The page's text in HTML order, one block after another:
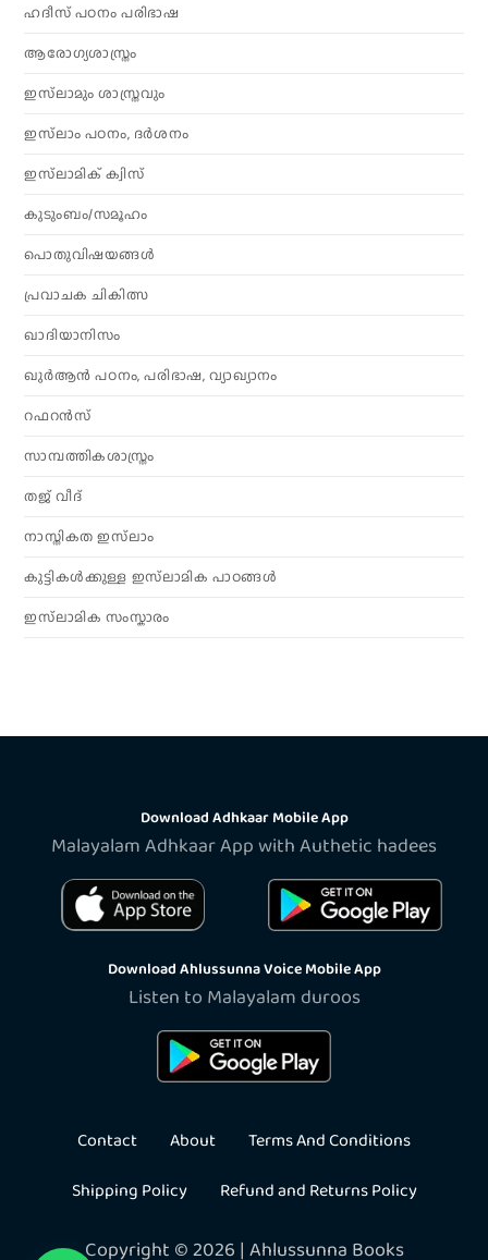
ഹദീസ് പഠനം പരിഭാഷ
ആരോഗ്യശാസ്ത്രം
ഇസ്‌ലാമും ശാസ്ത്രവും
ഇസ്‌ലാം പഠനം, ദർശനം
ഇസ്‌ലാമിക് ക്വിസ്
കുടുംബം/സമൂഹം
പൊതുവിഷയങ്ങൾ
പ്രവാചക ചികിത്സ
ഖാദിയാനിസം
ഖുർആൻ പഠനം, പരിഭാഷ, വ്യാഖ്യാനം
റഫറൻസ്
സാമ്പത്തികശാസ്ത്രം
തജ് വീദ്
നാസ്തികത ഇസ്‌ലാം
കുട്ടികൾക്കുള്ള ഇസ്‌ലാമിക പാഠങ്ങൾ
ഇസ്‌ലാമിക സംസ്കാരം
Download Adhkaar Mobile App
Malayalam Adhkaar App with Authetic hadees
Download Ahlussunna Voice Mobile App
Listen to Malayalam duroos
Contact About
Terms And Conditions
Shipping Policy
Refund and Returns Policy
Copyright © 2026 | Ahlussunna Books